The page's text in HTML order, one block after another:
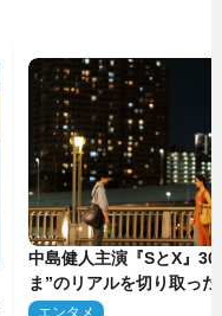
中島健人主演『SとX』30
ま”のリアルを切り取っ
5点解禁